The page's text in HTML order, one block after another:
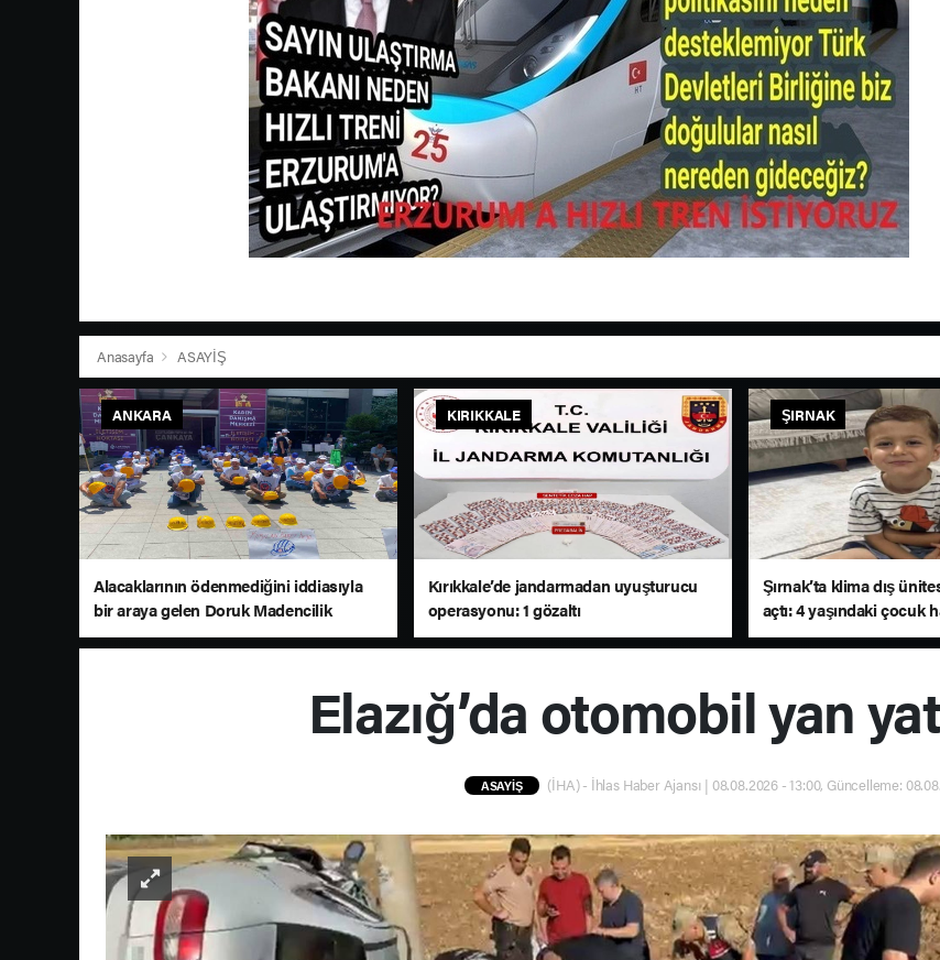
Anasayfa ASAYİŞ
ANKARA
Alacaklarının ödenmediğini iddiasıyla
bir araya gelen Doruk Madencilik
çalışanları, Çankaya Belediyesi önünde
KIRIKKALE
Kırıkkale’de jandarmadan uyuşturucu
operasyonu: 1 gözaltı
ŞIRNAK
Şırnak’ta klima dış
açtı: 4 yaşındaki çocuk
Elazığ’da otomobil yan
ASAYİŞ (İHA) - İhlas Haber Ajansı | 08.08.2026 - 13:00, Güncelleme: